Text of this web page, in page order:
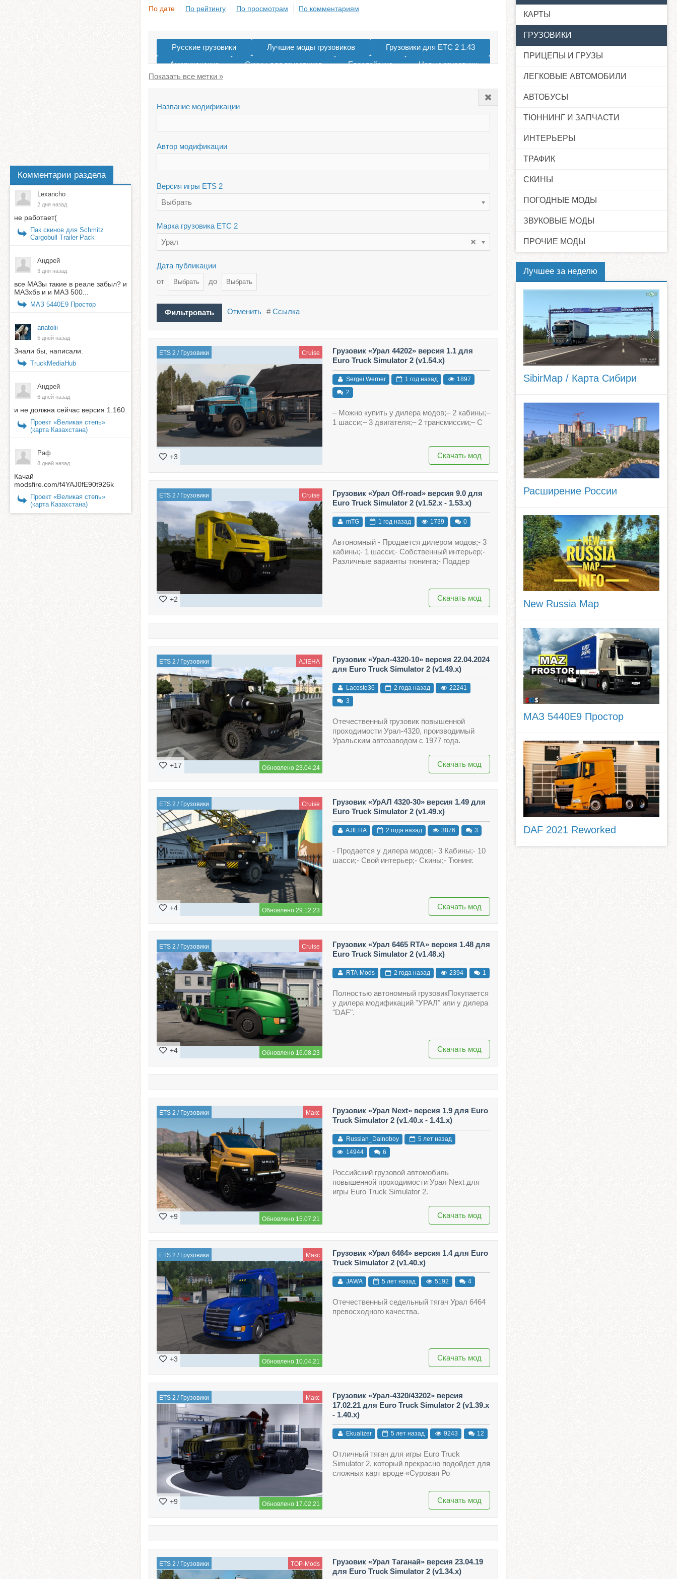
По дате По рейтингу По просмотрам По комментариям
Русские грузовики Лучшие моды грузовиков
Грузовики для ЕТС 2 1.43
Американские
Скины для грузовиков Европейские
Новые грузовики
Для 1.39
Название модификации
Автор модификации
Версия игры ETS 2
Выбрать
Марка грузовика ЕТС 2
Урал
Дата публикации
от
до
Отменить #Ссылка
ETS 2 / Грузовики Cruise
+3
Грузовик «Урал 44202» версия 1.1 для
Euro Truck Simulator 2 (v1.54.x)
Sergei Werner 1 год назад
1897
2
– Можно купить у дилера модов;– 2 кабины;–
1 шасси;– 3 двигателя;– 2 трансмиссии;– С
Скачать мод
ETS 2 / Грузовики Cruise
+2
Грузовик «Урал Off-road» версия 9.0 для
Euro Truck Simulator 2 (v1.52.x - 1.53.x)
mTG 1 год назад 1739 0
Автономный - Продается дилером модов;- 3
кабины;- 1 шасси;- Собственный интерьер;-
Различные варианты тюнинга;- Поддер
Скачать мод
ETS 2 / Грузовики AJIEHA
Обновлено 23.04.24
+17
Грузовик «Урал-4320-10» версия 22.04.2024
для Euro Truck Simulator 2 (v1.49.x)
Lacoste36 2 года назад
22241
3
Отечественный грузовик повышенной
проходимости Урал-4320, производимый
Уральским автозаводом с 1977 года.
Скачать мод
ETS 2 / Грузовики Cruise
Обновлено 29.12.23
+4
Грузовик «УрАЛ 4320-30» версия 1.49 для
Euro Truck Simulator 2 (v1.49.x)
AJIEHA 2 года назад 3876 3
- Продается у дилера модов;- 3 Кабины;- 10
шасси;- Свой интерьер;- Скины;- Тюнинг.
Скачать мод
ETS 2 / Грузовики Cruise
Обновлено 16.08.23
+4
Грузовик «Урал 6465 RTA» версия 1.48 для
Euro Truck Simulator 2 (v1.48.x)
RTA-Mods 2 года назад 2394 1
Полностью автономный грузовикПокупается
у дилера модификаций "УРАЛ" или у дилера
"DAF".
Скачать мод
ETS 2 / Грузовики Макс
Обновлено 15.07.21
+9
Грузовик «Урал Next» версия 1.9 для Euro
Truck Simulator 2 (v1.40.x - 1.41.x)
Russian_Dalnoboy
5 лет назад
14944
6
Российский грузовой автомобиль
повышенной проходимости Урал Next для
игры Euro Truck Simulator 2.
Скачать мод
ETS 2 / Грузовики Макс
Обновлено 10.04.21
+3
Грузовик «Урал 6464» версия 1.4 для Euro
Truck Simulator 2 (v1.40.x)
JAWA 5 лет назад 5192 4
Отечественный седельный тягач Урал 6464
превосходного качества.
Скачать мод
ETS 2 / Грузовики Макс
Обновлено 17.02.21
+9
Грузовик «Урал-4320/43202» версия
17.02.21 для Euro Truck Simulator 2 (v1.39.x
- 1.40.x)
Ekualizer 5 лет назад 9243 12
Отличный тягач для игры Euro Truck
Simulator 2, который прекрасно подойдет для
сложных карт вроде «Суровая Ро
Скачать мод
ETS 2 / Грузовики TOP-Mods
Грузовик «Урал Таганай» версия 23.04.19
для Euro Truck Simulator 2 (v1.34.x)
Комментарии раздела
Lexancho
2 дня назад
не работает(
Пак скинов для Schmitz
Cargobull Trailer Pack
Андрей
3 дня назад
все МАЗы такие в реале забыл? и
МАЗхбв и и МАЗ 500...
МАЗ 5440E9 Простор
anatolii
5 дней назад
Знали бы, написали.
TruckMediaHub
Андрей
6 дней назад
и не должна сейчас версия 1.160
Проект «Великая степь»
(карта Казахстана)
Раф
8 дней назад
Качай
modsfire.com/f4YAJ0fE90t926k
Проект «Великая степь»
(карта Казахстана)
КАРТЫ
ГРУЗОВИКИ
ПРИЦЕПЫ И ГРУЗЫ
ЛЕГКОВЫЕ АВТОМОБИЛИ
АВТОБУСЫ
ТЮННИНГ И ЗАПЧАСТИ
ИНТЕРЬЕРЫ
ТРАФИК
СКИНЫ
ПОГОДНЫЕ МОДЫ
ЗВУКОВЫЕ МОДЫ
ПРОЧИЕ МОДЫ
Лучшее за неделю
SibirMap / Карта Сибири
Расширение России
New Russia Map
МАЗ 5440E9 Простор
DAF 2021 Reworked